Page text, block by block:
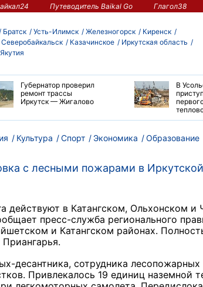
Путеводитель Baikal Go Глагол38
Братск Усть-Илимск Железногорск
Киренск
Северобайкальск Казачинское
Иркутская область
Якутия
Губернатор проверил
ремонт трассы
Иркутск — Жигалово
В
Культура Спорт Экономика Образование
с лесными пожарами в
в Катангском, Ольхонском и
пресс-служба регионального
и Катангском районах.
десантника, сотрудника
Привлекалось 19 единиц наземной